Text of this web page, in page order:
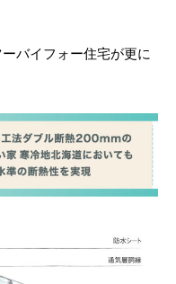
バイフォー住宅が更に